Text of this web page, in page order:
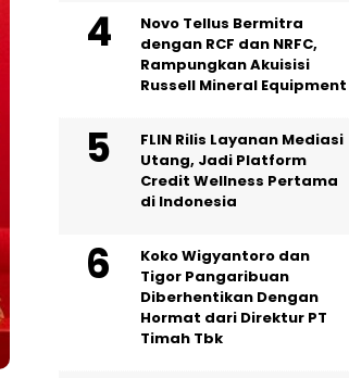
Novo Tellus Bermitra
dengan RCF dan NRFC,
Rampungkan Akuisisi
Russell Mineral Equipment
FLIN Rilis Layanan Mediasi
Utang, Jadi Platform
Credit Wellness Pertama
di Indonesia
Koko Wigyantoro dan
Tigor Pangaribuan
Diberhentikan Dengan
Hormat dari Direktur PT
Timah Tbk